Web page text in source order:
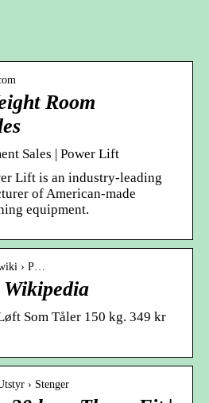
Room
Sales | Power Lift
Lift is an industry-leading
of American-made
equipment.
› P…
Som Tåler 150 kg. 349 kr
› Stenger